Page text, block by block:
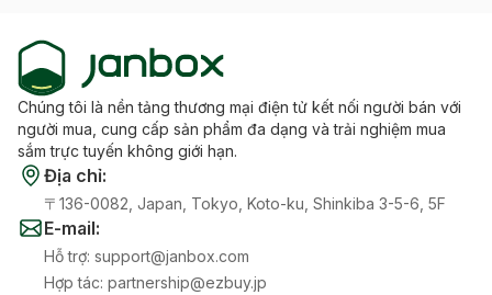
Chúng tôi là nền tảng thương mại điện tử kết nối người bán với
người mua, cung cấp sản phẩm đa dạng và trải nghiệm mua
sắm trực tuyến không giới hạn.
Địa chỉ:
〒136-0082, Japan, Tokyo, Koto-ku, Shinkiba 3-5-6, 5F
E-mail:
Hỗ trợ: support@janbox.com
Hợp tác: partnership@ezbuy.jp